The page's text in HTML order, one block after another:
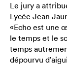
Le jury a
Lycée Jean
«Echo est une
le temps et le
temps
dépourvu